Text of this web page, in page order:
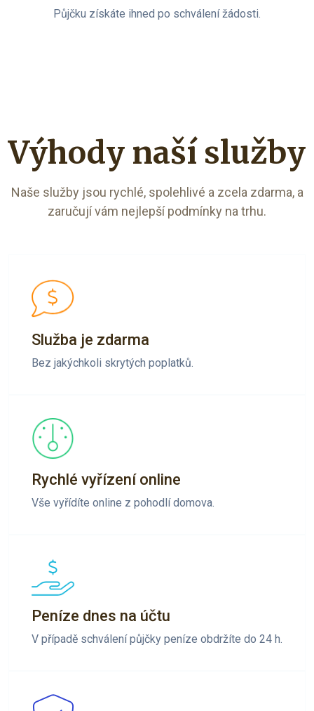
Půjčku získáte ihned po schválení žádosti.
Výhody naší služby
Naše služby jsou rychlé, spolehlivé a zcela zdarma, a
zaručují vám nejlepší podmínky na trhu.
Služba je zdarma
Bez jakýchkoli skrytých poplatků.
Rychlé vyřízení online
Vše vyřídíte online z pohodlí domova.
Peníze dnes na účtu
V případě schválení půjčky peníze obdržíte do 24 h.